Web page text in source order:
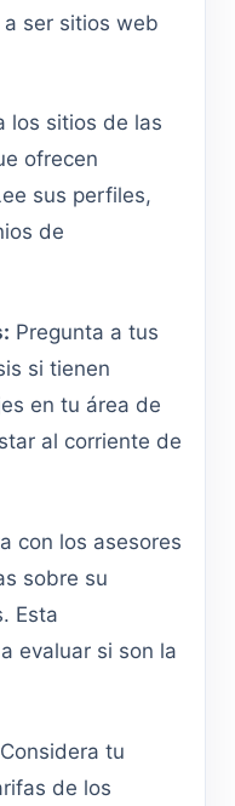
ser sitios web
los sitios de las
ofrecen
sus perfiles,
de
Pregunta a tus
si tienen
en tu área de
al corriente de
con los asesores
sobre su
Esta
evaluar si son la
Considera tu
de los